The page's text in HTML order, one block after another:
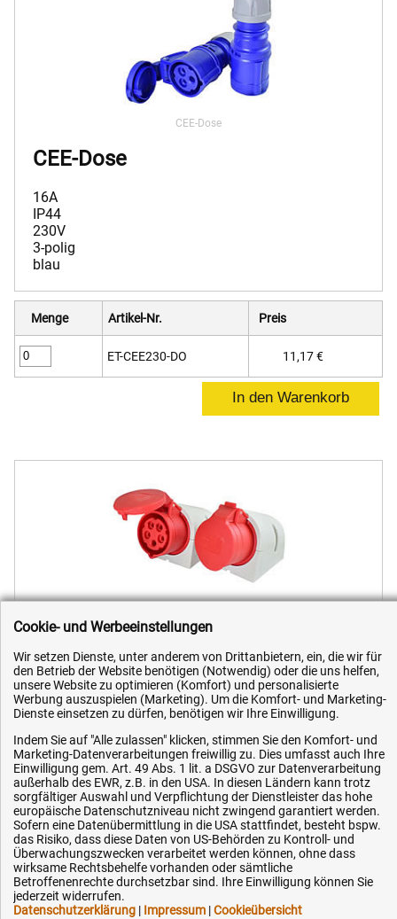
CEE-Dose
CEE-Dose
16A
IP44
230V
3-polig
blau
Menge Artikel-Nr. Preis
ET-CEE230-DO 11,17 €
CEE-Wanddose
16A/32A
400V
IP44
5-polig
rot
Menge Artikel-Nr. Preis
ET-CEE16-WDO 14,14 €
ET-CEE32-WDO 18,39 €
Cookie- und Werbeeinstellungen
Wir setzen Dienste, unter anderem von Drittanbietern, ein, die wir für
den Betrieb der Website benötigen (Notwendig) oder die uns helfen,
unsere Website zu optimieren (Komfort) und personalisierte
Werbung auszuspielen (Marketing). Um die Komfort- und Marketing-
Dienste einsetzen zu dürfen, benötigen wir Ihre Einwilligung.
Indem Sie auf "Alle zulassen" klicken, stimmen Sie den Komfort- und
Marketing-Datenverarbeitungen freiwillig zu. Dies umfasst auch Ihre
Einwilligung gem. Art. 49 Abs. 1 lit. a DSGVO zur Datenverarbeitung
außerhalb des EWR, z.B. in den USA. In diesen Ländern kann trotz
sorgfältiger Auswahl und Verpflichtung der Dienstleister das hohe
europäische Datenschutzniveau nicht zwingend garantiert werden.
Sofern eine Datenübermittlung in die USA stattfindet, besteht bspw.
das Risiko, dass diese Daten von US-Behörden zu Kontroll- und
Überwachungszwecken verarbeitet werden können, ohne dass
wirksame Rechtsbehelfe vorhanden oder sämtliche
Betroffenenrechte durchsetzbar sind. Ihre Einwilligung können Sie
jederzeit widerrufen.
Datenschutzerklärung | Impressum |Cookieübersicht